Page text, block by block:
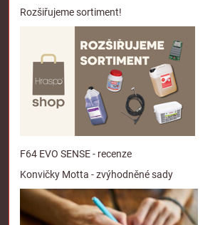
Rozšiřujeme sortiment!
F64 EVO SENSE - recenze
Konvičky Motta - zvýhodněné sady